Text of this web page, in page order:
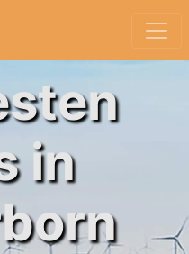
in